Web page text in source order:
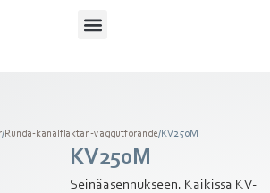
/Runda-kanalfläktar.-väggutförande/KV250M
KV250M
Seinäasennukseen. Kaikissa KV-